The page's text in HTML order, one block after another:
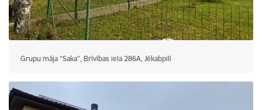
Grupu māja "Saka", Brīvības iela 286A, Jēkabpilī